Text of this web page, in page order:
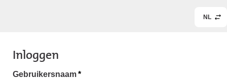
NL
Inloggen
Gebruikersnaam*